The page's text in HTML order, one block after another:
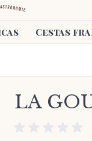
Cestas
LA